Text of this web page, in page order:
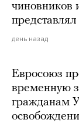
чиновников
день назад
Евросоюз
временную
гражданам